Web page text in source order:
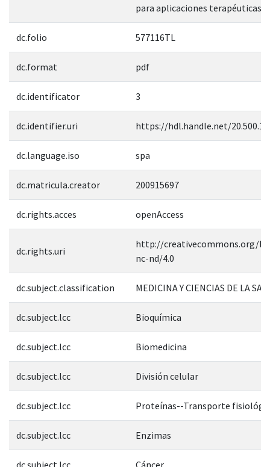
para aplicaciones terapéuticas."
dc.folio 577116TL
dc.format pdf
dc.identificator 3
dc.identifier.uri https://hdl.handle.net/
dc.language.iso spa
dc.matricula.creator 200915697
dc.rights.acces openAccess
dc.rights.uri
http://creativecommons.org/
nc-nd/4.0
dc.subject.classification MEDICINA Y CIENCIAS DE LA
dc.subject.lcc Bioquímica
dc.subject.lcc Biomedicina
dc.subject.lcc División celular
dc.subject.lcc Proteínas--Transporte
dc.subject.lcc Enzimas
dc.subject.lcc Cáncer